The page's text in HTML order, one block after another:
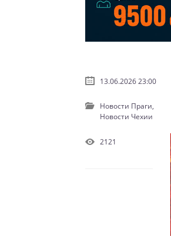
13.06.2026 23:00
Новости Праги,
Новости Чехии
2121